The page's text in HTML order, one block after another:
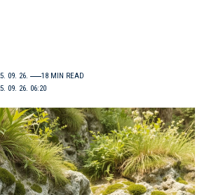
09. 26. 06:20
09. 26. 18 MIN READ